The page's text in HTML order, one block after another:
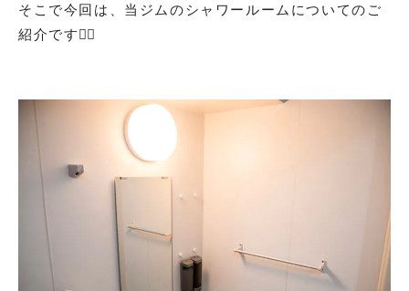
そこで今回は、当ジムのシャワールームについてのご
紹介です💁‍♂️